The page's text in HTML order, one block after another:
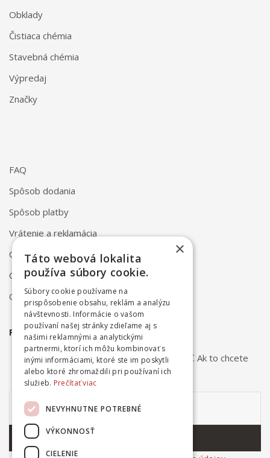
Obklady
Čistiaca chémia
Stavebná chémia
Výpredaj
Značky
FAQ
Spôsob dodania
Spôsob platby
Vrátenie a reklamácia
Odstúpenie od zmluvy online
Obchodné podmienky
Ochrana osobných údajov
PRIHLÁSTE SA NA ODBER NOVINIEK
Odber noviniek môžete kedykoľvek zrušiť. Ak to chcete
urobiť, kontaktujte nás.
×
Táto webová lokalita
používa súbory cookie.
Súbory cookie používame na
prispôsobenie obsahu, reklám a analýzu
návštevnosti. Informácie o vašom
používaní našej stránky zdieľame aj s
našimi reklamnými a analytickými
partnermi, ktorí ich môžu kombinovať s
inými informáciami, ktoré ste im poskytli
alebo ktoré zhromaždili pri používaní ich
služieb. Prečítať viac
NEVYHNUTNE POTREBNÉ
VÝKONNOSŤ
CIELENIE